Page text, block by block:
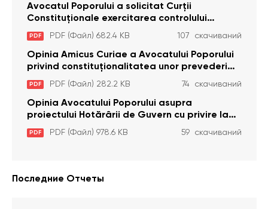
Avocatul Poporului a solicitat Curţii
Constituţionale exercitarea controlului
constituţionalităţii unor prevederi cu privire la
plata alocației sociale de stat persoanelor
cu dizabilitați care sunt private de liberate
PDF PDF (Файл) 682.4 KB 107 скачиваний
Opinia Amicus Curiae a Avocatului Poporului
privind constituționalitatea unor prevederi
care interzic angajarea în organizațiile de
pază particulară a persoanelor condamnate
pentru comiterea cu intenție a unor infracțiuni
a fost luată în considerare de Curtea
Constituțională
PDF PDF (Файл) 282.2 KB 74 скачиваний
Opinia Avocatului Poporului asupra
proiectului Hotărârii de Guvern cu privire la
aprobarea proiectului de lege privind
activitatea sanitară veterinarăa
PDF PDF (Файл) 978.6 KB 59 скачиваний
Последние Отчеты